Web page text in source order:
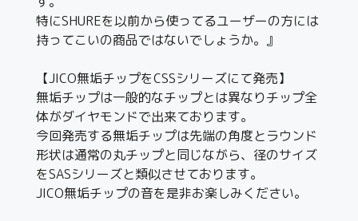
特にSHUREを以前から使ってるユーザーの方には
持ってこいの商品ではないでしょうか。』
【JICO無垢チップをCSSシリーズにて発売】
無垢チップは一般的なチップとは異なりチップ全
体がダイヤモンドで出来ております。
今回発売する無垢チップは先端の角度とラウンド
形状は通常の丸チップと同じながら、径のサイズ
をSASシリーズと類似させております。
JICO無垢チップの音を是非お楽しみください。